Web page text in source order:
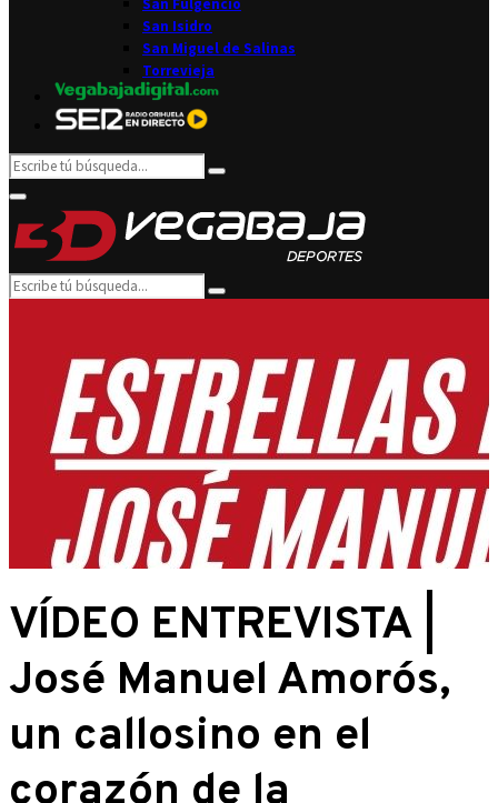
San Isidro
San Miguel de Salinas
Torrevieja
Search
for:
Search
Primary
Menu
Search
for:
Search
VÍDEO ENTREVISTA |
José Manuel Amorós,
un callosino en el